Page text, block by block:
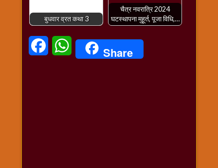
बुधवार व्रत कथा 3
चैत्र नवरात्रि 2024
घटस्थापना मुहूर्त, पूजा विधि,…
FacebookWhatsAppShare